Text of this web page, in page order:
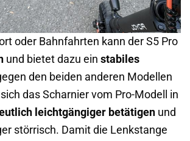
oder Bahnfahrten kann der S5 Pro
und bietet dazu ein stabiles
den beiden anderen Modellen
das Scharnier vom Pro-Modell in
leichtgängiger betätigen und
störrisch. Damit die Lenkstange